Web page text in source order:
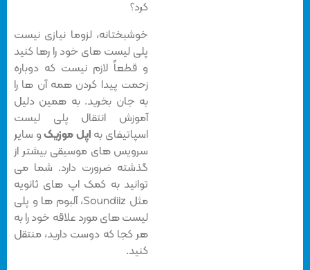
خوشبختانه، لزوما نیازی نیست
پلی لیست های خود را رها کنید
و قطعاً لازم نیست که دوباره
زحمت پیدا کردن همه آن ها را
به جان بخرید. به همین دلیل
آموزش انتقال پلی لیست
اسپاتیفای بهاپل موزیکو سایر
سرویس های موسیقی بیشتر از
گذشته ضرورت دارد. شما می
توانید به کمک اپ های ثانویه
مثل Soundiiz، آلبوم ها و پلی
لیست های مورد علاقه خود را به
هر کجا که دوست دارید، منتقل
کنید.